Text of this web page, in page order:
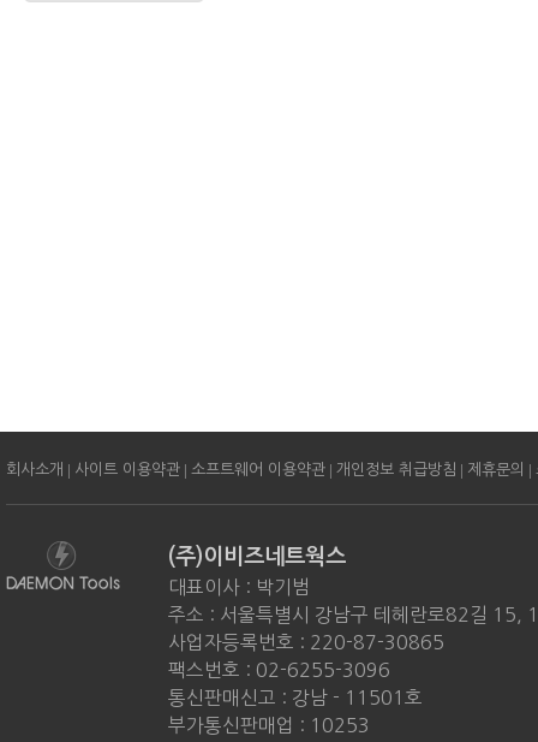
회사소개 | 사이트 이용약관 | 소프트웨어 이용약관 | 개인정보 취급방침 | 제휴문의 |
(주)이비즈네트웍스
대표이사 : 박기범
주소 : 서울특별시 강남구 테헤란로82길 15,
사업자등록번호 : 220-87-30865
팩스번호 : 02-6255-3096
통신판매신고 : 강남 - 11501호
부가통신판매업 : 10253